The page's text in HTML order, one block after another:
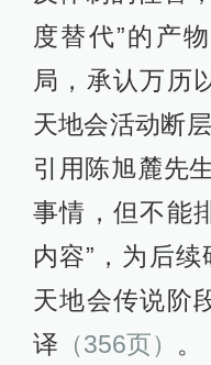
度替代”的产
局，承认万历
天地会活动断
引用陈旭麓先
事情，但不能
内容”，为后续
天地会传说阶
译 （356页） 。